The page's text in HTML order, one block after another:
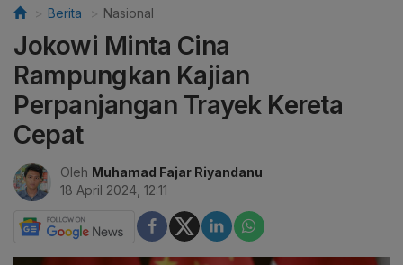
Berita Nasional
Jokowi Minta Cina
Rampungkan Kajian
Perpanjangan Trayek Kereta
Cepat
Oleh Muhamad Fajar Riyandanu
18 April 2024, 12:11